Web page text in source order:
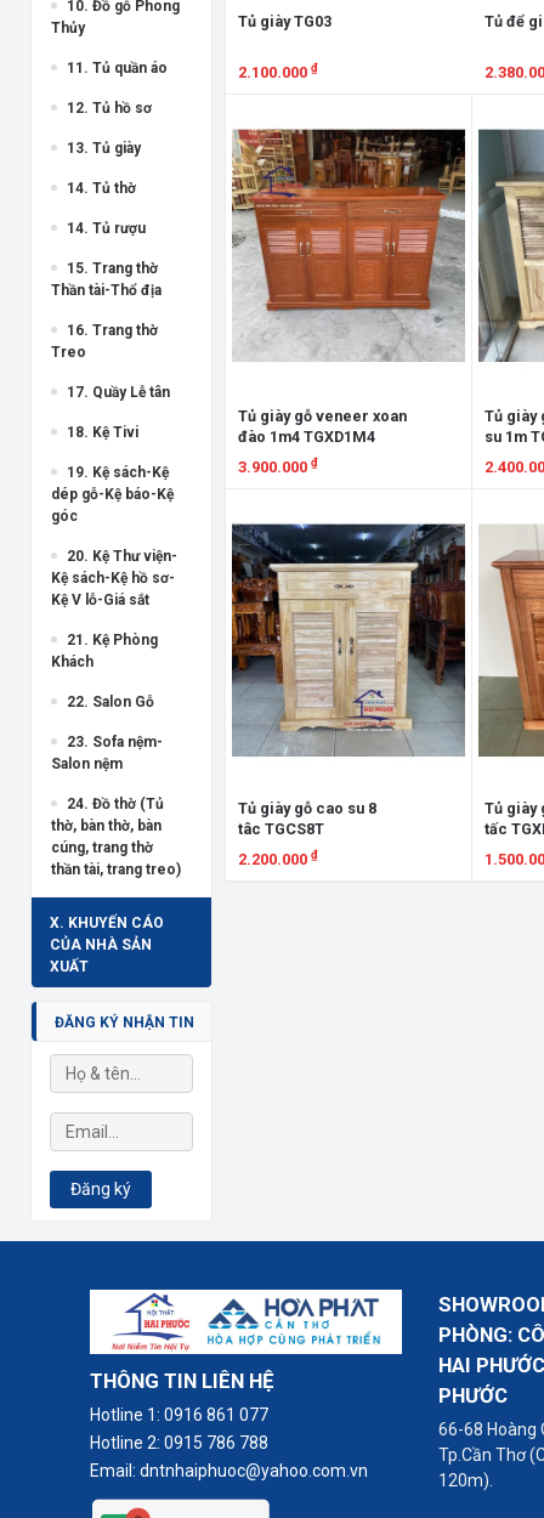
10. Đồ gỗ Phong
Thủy
11. Tủ quần áo
12. Tủ hồ sơ
13. Tủ giày
14. Tủ thờ
14. Tủ rượu
15. Trang thờ
Thần tài-Thổ địa
16. Trang thờ
Treo
17. Quầy Lễ tân
18. Kệ Tivi
19. Kệ sách-Kệ
dép gỗ-Kệ báo-Kệ
góc
20. Kệ Thư viện-
Kệ sách-Kệ hồ sơ-
Kệ V lỗ-Giá sắt
21. Kệ Phòng
Khách
22. Salon Gỗ
23. Sofa nệm-
Salon nệm
24. Đồ thờ (Tủ
thờ, bàn thờ, bàn
cúng, trang thờ
thần tài, trang treo)
X. KHUYẾN CÁO
CỦA NHÀ SẢN
XUẤT
ĐĂNG KÝ NHẬN TIN
Đăng ký
Tủ giày TG03
2.100.000 ₫
Tủ để
Tủ giày gỗ veneer xoan
đào 1m4 TGXD1M4
3.900.000 ₫
Tủ giày
su 1m
Tủ giày gỗ cao su 8
tâc TGCS8T
2.200.000 ₫
Tủ giày
tấc
THÔNG TIN LIÊN HỆ
Hotline 1: 0916 861 077
Hotline 2: 0915 786 788
Email: dntnhaiphuoc@yahoo.com.vn
PHÒNG:
HAI
PHƯỚC
66-68 Hoàng
Tp.Cần Thơ
120m).